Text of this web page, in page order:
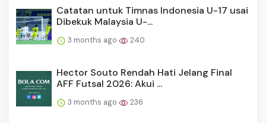
Catatan untuk Timnas Indonesia U-17 usai
Dibekuk Malaysia U-...
3 months ago 240
Hector Souto Rendah Hati Jelang Final
AFF Futsal 2026: Akui ...
3 months ago 236